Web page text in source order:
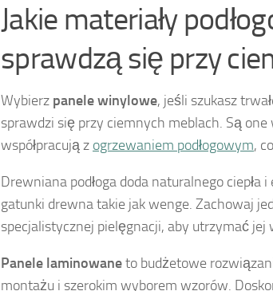
Jakie materiały
sprawdzą się przy
Wybierz panele winylowe, jeśli szukasz
sprawdzi się przy ciemnych meblach. Są
współpracują z ogrzewaniem podłogowym,
Drewniana podłoga doda naturalnego ciepła
gatunki drewna takie jak wenge. Zachowaj
specjalistycznej pielęgnacji, aby utrzymać jej
Panele laminowaneto budżetowe
montażu i szerokim wyborem wzorów.